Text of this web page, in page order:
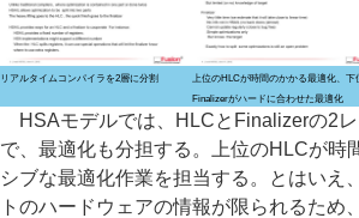
リアルタイムコンパイラを2層に分割
上位のHLCが時間のかかる最適化、下
Finalizerがハードに合わせた最適化
HSAモデルでは、HLCとFinalizerの2レ
で、最適化も分担する。上位のHLCが時
シブな最適化作業を担当する。とはいえ
トのハードウェアの情報が限られるため